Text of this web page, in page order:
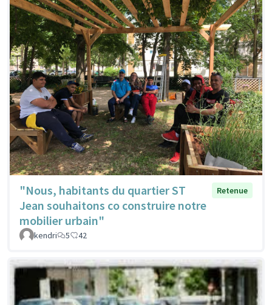
"Nous, habitants du quartier ST
Jean souhaitons co construire notre
mobilier urbain"
Retenue
kendri 5 42